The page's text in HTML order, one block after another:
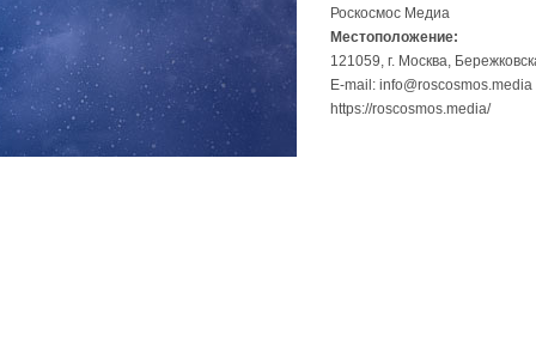
Роскосмос Медиа
Местоположение:
121059, г. Москва,
E-mail: info@roscosmos.media
https://roscosmos.media/